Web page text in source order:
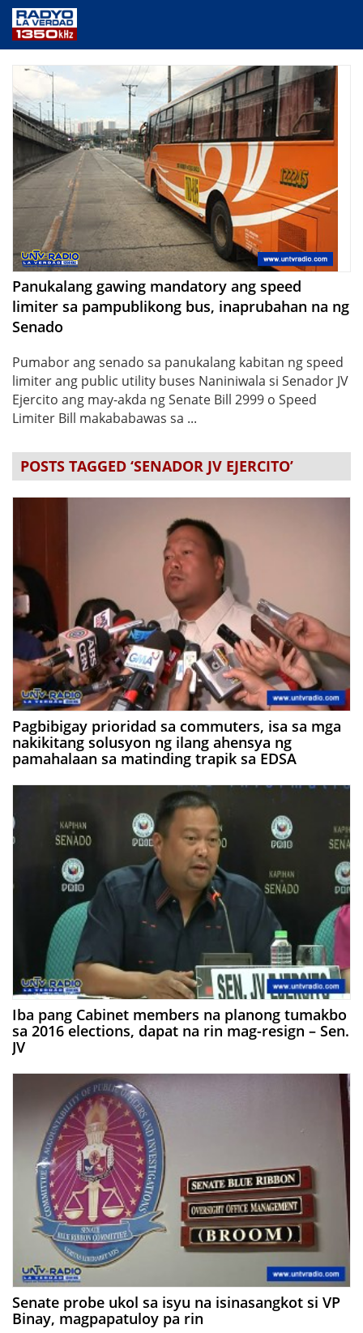
PUBLIC SERVICE
ANNOUNCEMENTS
PROGRAMS
ABOUT
CONTACT US
Panukalang gawing mandatory ang speed
limiter sa pampublikong bus, inaprubahan na ng
Senado
Pumabor ang senado sa panukalang kabitan ng speed
limiter ang public utility buses Naniniwala si Senador JV
Ejercito ang may-akda ng Senate Bill 2999 o Speed
Limiter Bill makababawas sa ...
POSTS TAGGED ‘SENADOR JV EJERCITO’
Pagbibigay prioridad sa commuters, isa sa mga
nakikitang solusyon ng ilang ahensya ng
pamahalaan sa matinding trapik sa EDSA
Iba pang Cabinet members na planong tumakbo
sa 2016 elections, dapat na rin mag-resign – Sen.
JV
Senate probe ukol sa isyu na isinasangkot si VP
Binay, magpapatuloy pa rin